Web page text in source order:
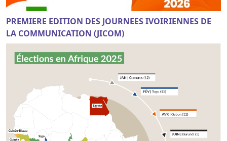
PREMIERE EDITION DES JOURNEES IVOIRIENNES DE
LA COMMUNICATION (JICOM)